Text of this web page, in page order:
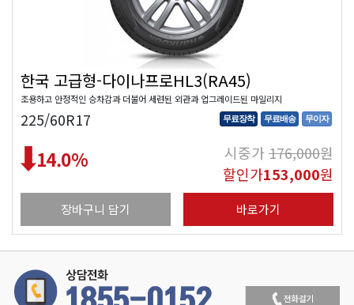
한국 고급형-다이나프로HL3(RA45)
조용하고 안정적인 승차감과 더불어 세련된 외관과 업그레이드된 마일리지
225/60R17 무료장착 무료배송 무이자
14.0% 시중가176,000원
할인가153,000원
장바구니 담기 바로가기